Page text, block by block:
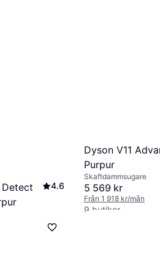
Detect
4.6
Utan påse
Dyson V11
Purpur
Skaftdammsugare
5 569 kr
Från 1 918 kr/mån
9 butiker